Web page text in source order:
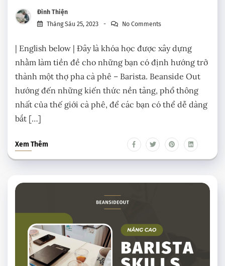
Đình Thiện
Tháng Sáu 25, 2023
No Comments
| English below | Đây là khóa học được xây dựng
nhằm làm tiền đề cho những bạn có định hướng trở
thành một thợ pha cà phê – Barista. Beanside Out
hướng đến những kiến thức nền tảng, phổ thông
nhất của thế giới cà phê, để các bạn có thể dễ dàng
bắt […]
Xem Thêm